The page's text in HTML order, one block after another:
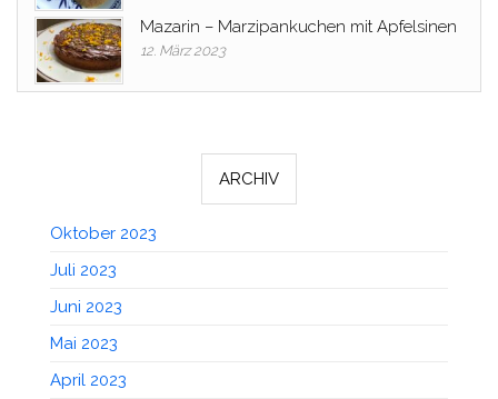
Mazarin – Marzipankuchen mit Apfelsinen
12. März 2023
ARCHIV
Oktober 2023
Juli 2023
Juni 2023
Mai 2023
April 2023